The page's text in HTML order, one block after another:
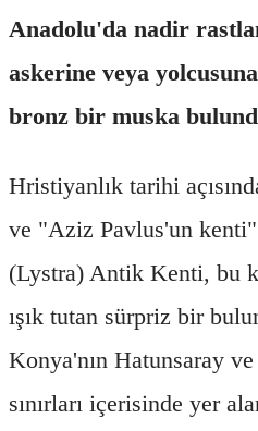
Anadolu'da nadir
askerine veya
bronz bir muska
Hristiyanlık tarihi
ve "Aziz Pavlus'un
(Lystra) Antik Kenti, bu
ışık tutan sürpriz bir
Konya'nın Hatunsaray
sınırları içerisinde yer